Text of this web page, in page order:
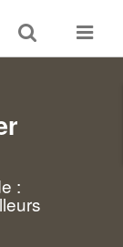
Toggle
search
Toggle
: